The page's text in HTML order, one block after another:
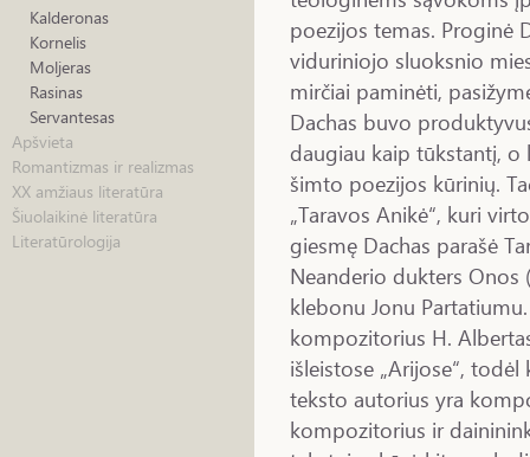
Kalderonas
Kornelis
Moljeras
Rasinas
Servantesas
Apšvieta
Romantizmas ir realizmas
XX amžiaus literatūra
Šiuolaikinė literatūra
Literatūrologija
poezijos temas. Proginė
viduriniojo sluoksnio
mirčiai paminėti,
Dachas buvo
daugiau kaip tūkstantį,
šimto poezijos kūrinių.
„Taravos Anikė“, kuri
giesmę Dachas parašė
Neanderio dukters Onos
klebonu Jonu
kompozitorius H.
išleistose „Arijose“,
teksto autorius yra
kompozitorius ir